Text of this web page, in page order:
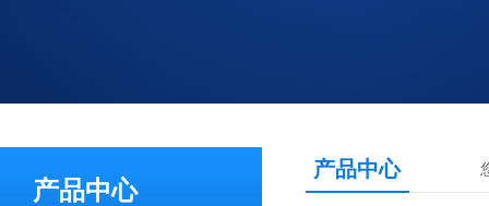
产品中心
产品中心